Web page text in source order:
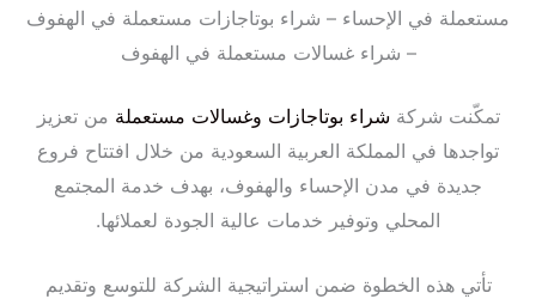
مستعملة في الإحساء – شراء بوتاجازات مستعملة في الهفوف
– شراء غسالات مستعملة في الهفوف
تمكّنت شركة شراء بوتاجازات وغسالات مستعملة من تعزيز
تواجدها في المملكة العربية السعودية من خلال افتتاح فروع
جديدة في مدن الإحساء والهفوف، بهدف خدمة المجتمع
المحلي وتوفير خدمات عالية الجودة لعملائها.
تأتي هذه الخطوة ضمن استراتيجية الشركة للتوسع وتقديم